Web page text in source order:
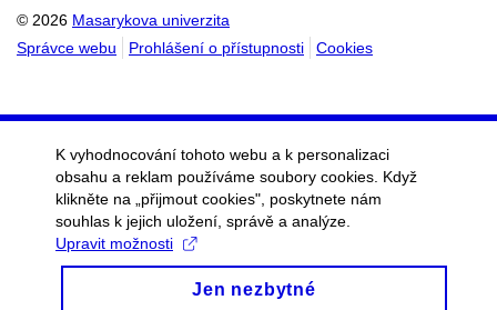
© 2026 Masarykova univerzita
Správce webu
Prohlášení o přístupnosti Cookies
K vyhodnocování tohoto webu a k personalizaci
obsahu a reklam používáme soubory cookies. Když
klikněte na „přijmout cookies", poskytnete nám
souhlas k jejich uložení, správě a analýze.
Upravit možnosti
Jen nezbytné